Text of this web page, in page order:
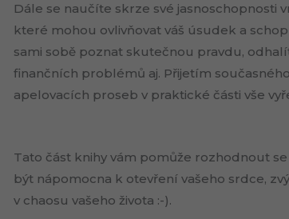
Dále se naučíte skrze své jasnoschopnosti
které mohou ovlivňovat váš úsudek a
sami sobě poznat skutečnou pravdu,
finančních problémů aj. Přijetím
apelovacích proseb v praktické části vše
Tato část knihy vám pomůže rozhodnout
být nápomocna k otevření vašeho srdce,
v chaosu vašeho života :-).